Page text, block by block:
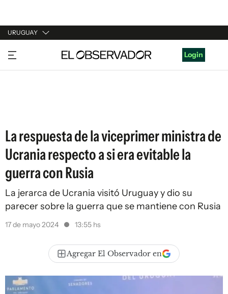
URUGUAY
URUGUAY
ARGENTINA
Login
La respuesta de la viceprimer ministra de
Ucrania respecto a si era evitable la
guerra con Rusia
La jerarca de Ucrania visitó Uruguay y dio su
parecer sobre la guerra que se mantiene con Rusia
17 de mayo 2024 13:55 hs
Agregar El Observador en